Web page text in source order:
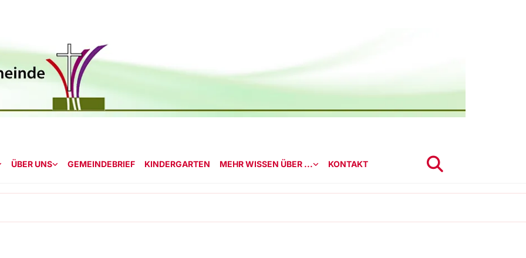
ÜBER UNS GEMEINDEBRIEF KINDERGARTEN MEHR WISSEN ÜBER ... KONTAKT